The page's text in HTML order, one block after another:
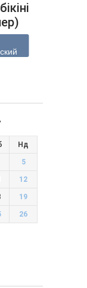
Нд
5
12
19
26